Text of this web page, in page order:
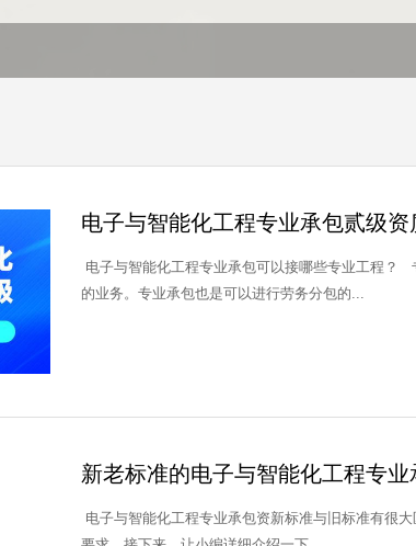
电子与智能化工程专业承包贰级
电子与智能化工程专业承包可以接哪些专业工程？ 专业承包和施工总承包、工程总承包是不同的。专业承包只能承包专业资质允许的范围内
的业务。专业承包也是可以进行劳务分包的...
新老标准的电子与智能化工程专
电子与智能化工程专业承包资新标准与旧标准有很